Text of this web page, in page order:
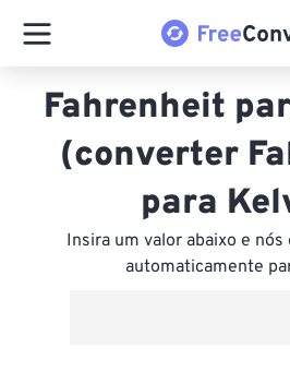
Fahrenheit
(converter
para
Insira um valor abaixo e
automaticamente